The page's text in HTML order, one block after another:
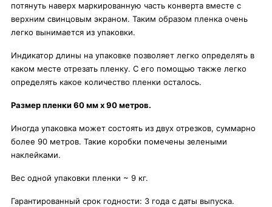
потянуть наверх маркированную часть конверта вместе с
верхним свинцовым экраном. Таким образом пленка очень
легко вынимается из упаковки.
Индикатор длины на упаковке позволяет легко определять в
каком месте отрезать пленку. С его помощью также легко
определять какое количество пленки осталось.
Размер пленки 60 мм х 90 метров.
Иногда упаковка может состоять из двух отрезков, суммарно
более 90 метров. Такие коробки помечены зелеными
наклейками.
Вес одной упаковки пленки ~ 9 кг.
Гарантированный срок годности: 3 года с даты выпуска.